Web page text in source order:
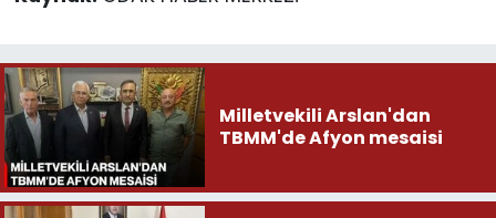
Milletvekili Arslan'dan
TBMM'de Afyon mesaisi